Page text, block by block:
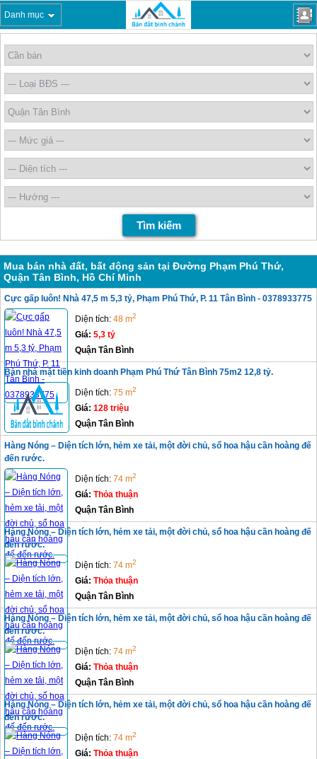
Danh mục
Mua bán nhà đất, bất động sản tại Đường Phạm Phú Thứ,
Quận Tân Bình, Hồ Chí Minh
Cực gấp luôn! Nhà 47,5 m 5,3 tỷ, Phạm Phú Thứ, P. 11 Tân Bình - 0378933775
Diện tích: 48 m2
Giá: 5,3 tỷ
Quận Tân Bình
Bán nhà mặt tiền kinh doanh Phạm Phú Thứ Tân Bình 75m2 12,8 tỷ.
Diện tích: 75 m2
Giá: 128 triệu
Quận Tân Bình
Hàng Nóng – Diện tích lớn, hẻm xe tải, một đời chủ, sổ hoa hậu cần hoàng đế
đến rước.
Diện tích: 74 m2
Giá: Thỏa thuận
Quận Tân Bình
Hàng Nóng – Diện tích lớn, hẻm xe tải, một đời chủ, sổ hoa hậu cần hoàng đế
đến rước.
Diện tích: 74 m2
Giá: Thỏa thuận
Quận Tân Bình
Hàng Nóng – Diện tích lớn, hẻm xe tải, một đời chủ, sổ hoa hậu cần hoàng đế
đến rước.
Diện tích: 74 m2
Giá: Thỏa thuận
Quận Tân Bình
Hàng Nóng – Diện tích lớn, hẻm xe tải, một đời chủ, sổ hoa hậu cần hoàng đế
đến rước.
Diện tích: 74 m2
Giá: Thỏa thuận